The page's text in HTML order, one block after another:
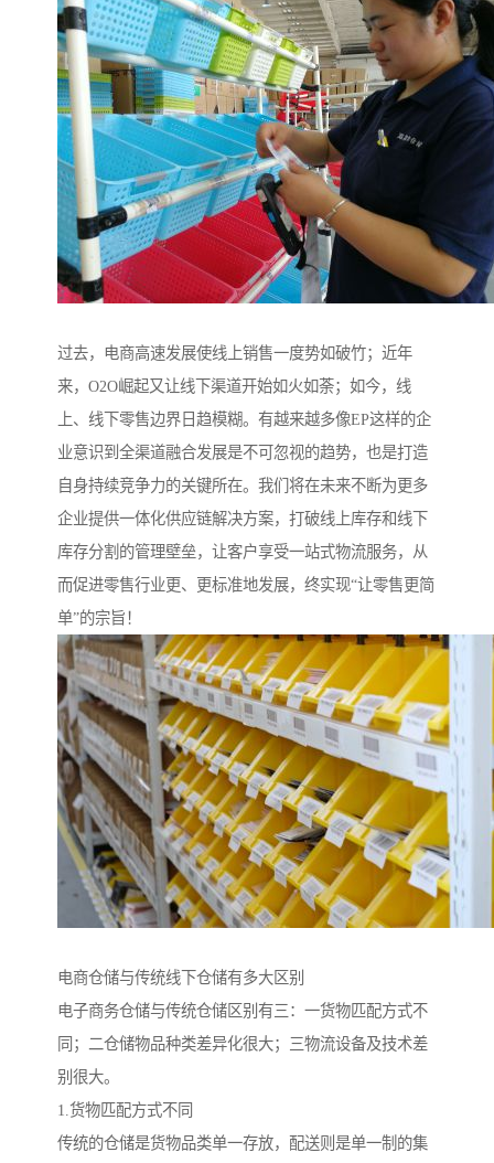
过去，电商高速发展使线上销售一度势如破竹；近年
来，O2O崛起又让线下渠道开始如火如荼；如今，线
上、线下零售边界日趋模糊。有越来越多像EP这样的企
业意识到全渠道融合发展是不可忽视的趋势，也是打造
自身持续竞争力的关键所在。我们将在未来不断为更多
企业提供一体化供应链解决方案，打破线上库存和线下
库存分割的管理壁垒，让客户享受一站式物流服务，从
而促进零售行业更、更标准地发展，终实现“让零售更简
单”的宗旨！
电商仓储与传统线下仓储有多大区别
电子商务仓储与传统仓储区别有三：一货物匹配方式不
同；二仓储物品种类差异化很大；三物流设备及技术差
别很大。
1.货物匹配方式不同
传统的仓储是货物品类单一存放，配送则是单一制的集